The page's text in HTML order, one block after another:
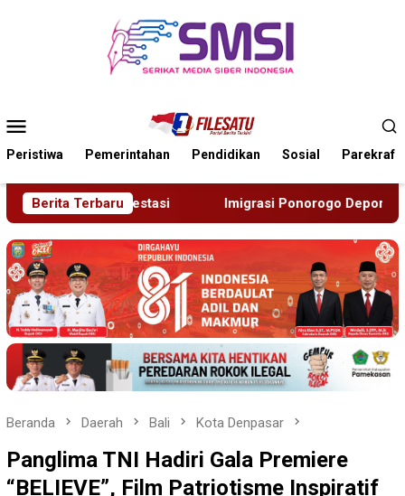
Mobile
Peristiwa Pemerintahan Pendidikan Sosial Parekraf
Berita Terbaru
Ponorogo Deportasi Satu WN Tiongkok Salahgunakan Ijin
Beranda Daerah Bali Kota Denpasar
Panglima TNI Hadiri Gala Premiere
“BELIEVE”, Film Patriotisme Inspiratif